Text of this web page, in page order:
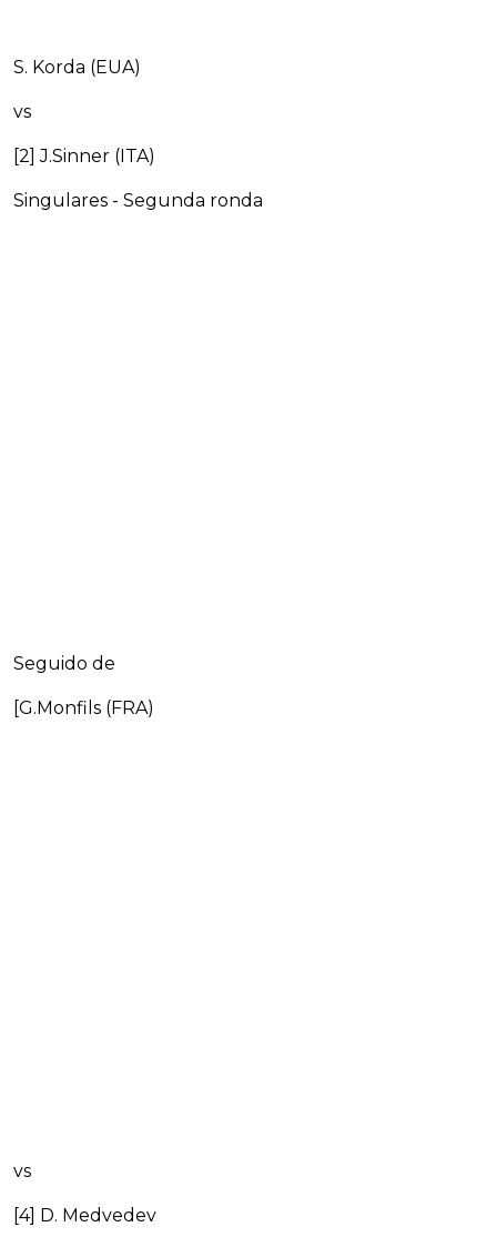
S. Korda (EUA)
vs
[2] J.Sinner (ITA)
Singulares - Segunda ronda
Seguido de
[G.Monfils (FRA)
vs
[4] D. Medvedev